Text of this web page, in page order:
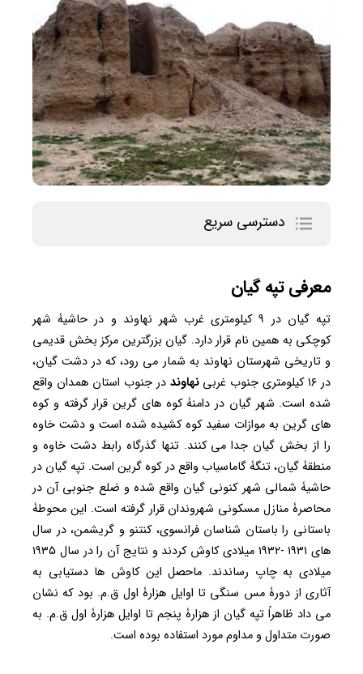
دسترسی سریع
معرفی تپه گیان
تپه گیان در ۹ کیلومتری غرب شهر نهاوند و در حاشیۀ شهر
کوچکی به همین نام قرار دارد. گیان بزرگترین مرکز بخش قدیمی
و تاریخی شهرستان نهاوند به شمار می رود، که در دشت گیان،
در ۱۶ کیلومتری جنوب غربی
نهاوند در جنوب استان همدان واقع
شده است. شهر گیان در دامنۀ کوه های گرین قرار گرفته و کوه
های گرین به موازات سفید کوه کشیده شده است و دشت خاوه
را از بخش گیان جدا می کنند. تنها گذرگاه رابط دشت خاوه و
منطقۀ گیان، تنگۀ گاماسیاب واقع در کوه گرین است. تپه گیان در
حاشیۀ شمالی شهر کنونی گیان واقع شده و ضلع جنوبی آن در
محاصرۀ منازل مسکونی شهروندان قرار گرفته است. این محوطۀ
باستانی را باستان شناسان فرانسوی، کنتنو و گریشمن، در سال
های ۱۹۳۱ -۱۹۳۲ میلادی کاوش کردند و نتایج آن را در سال ۱۹۳۵
میلادی به چاپ رساندند. ماحصل این کاوش ها دستیابی به
آثاری از دورۀ مس سنگی تا اوایل هزارۀ اول ق.م. بود که نشان
می داد ظاهراً تپه گیان از هزارۀ پنجم تا اوایل هزارۀ اول ق.م. به
صورت متداول و مداوم مورد استفاده بوده است.